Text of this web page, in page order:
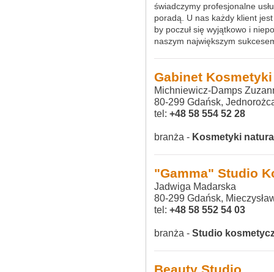
świadczymy profesjonalne
poradą. U nas każdy klient
by poczuł się wyjątkowo i
naszym największym
Gabinet
Michniewicz-Damps
80-299 Gdańsk,
tel: +48 58 554 52 28‎
branża - Kosmetyki
"Gamma" Studio
Jadwiga Madarska
80-299 Gdańsk,
tel: +48 58 552 54 03‎
branża - Studio